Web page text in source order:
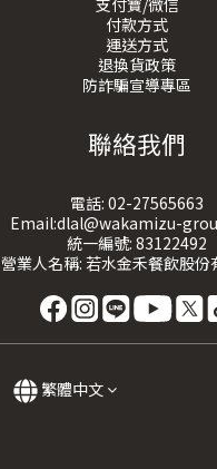
支付寶/微信
付款方式
運送方式
退換貨政策
防詐騙宣導專區
聯絡我們
電話: 02-27565663
Email:dlal@wakamizu-
統一編號: 83122492
營業人名稱: 若水金禾餐飲股份
繁體中文